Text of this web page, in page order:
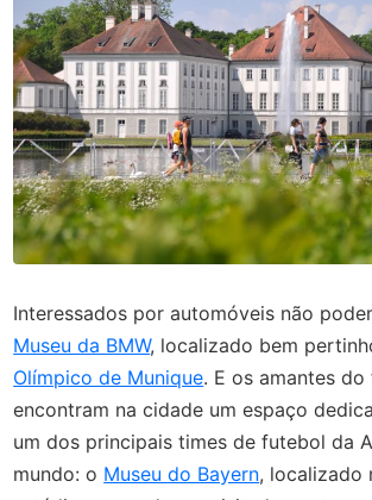
Interessados por automóveis não
Museu da BMW, localizado bem
Olímpico de Munique. E os amantes
encontram na cidade um espaço
um dos principais times de futebol da
mundo: o Museu do Bayern, localizado